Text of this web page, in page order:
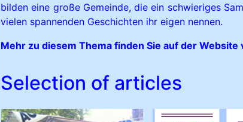
bilden eine große Gemeinde, die ein schwieriges
vielen spannenden Geschichten ihr eigen nennen.
Mehr zu diesem Thema finden Sie auf der
Selection of articles